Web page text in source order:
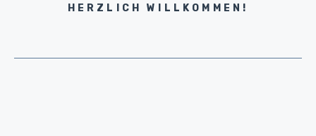
HERZLICH WILLKOMMEN!